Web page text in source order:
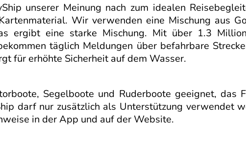
unserer Meinung nach zum idealen
Wir verwenden eine Mischung aus
ergibt eine starke Mischung. Mit über 1.3
täglich Meldungen über befahrbare
für erhöhte Sicherheit auf dem Wasser.
Segelboote und Ruderboote geeignet, das
darf nur zusätzlich als Unterstützung verwendet
in der App und auf der Website.